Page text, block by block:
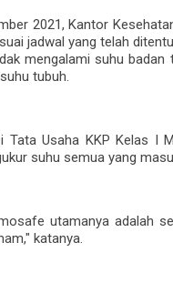
2021, Kantor
jadwal yang telah
mengalami suhu
tubuh.
Tata Usaha KKP Kelas I
suhu semua yang
utamanya adalah
katanya.